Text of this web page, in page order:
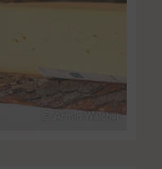
© Armin Walcher